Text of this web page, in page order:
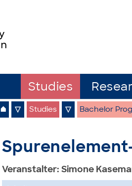
Studies
⌂ ▽ Studies ▽ Bachelor
Veranstalter: Simone